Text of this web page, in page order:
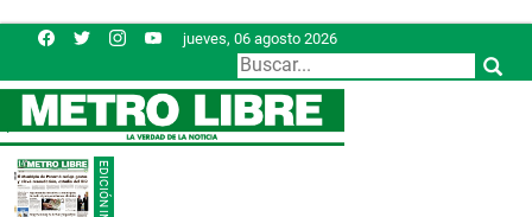
jueves, 06 agosto 2026